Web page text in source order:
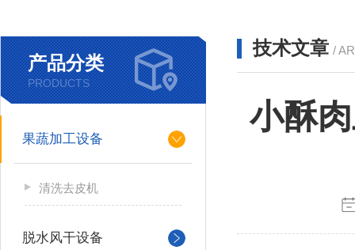
产品分类
PRODUCTS
果蔬加工设备
清洗去皮机
脱水风干设备
技术文章 /
小酥